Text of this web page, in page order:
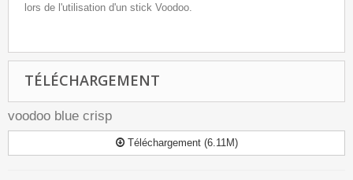
lors de l'utilisation d'un stick Voodoo.
TÉLÉCHARGEMENT
voodoo blue crisp
Téléchargement (6.11M)